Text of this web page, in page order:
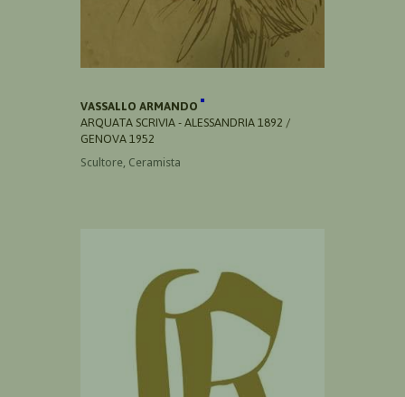
VASSALLO ARMANDO
ARQUATA SCRIVIA - ALESSANDRIA 1892 /
GENOVA 1952
Scultore, Ceramista